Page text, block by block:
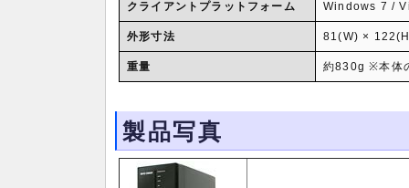
クライアントプラットフォーム Windows 7 /
外形寸法 81(W) ×
重量 約830g ※本体
製品写真